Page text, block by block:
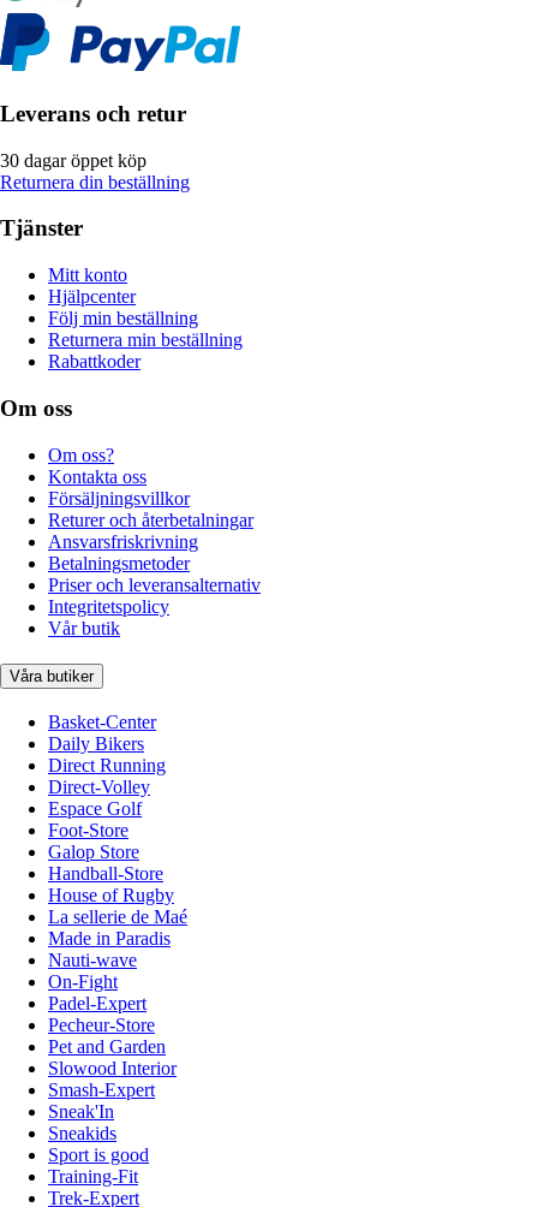
Leverans och retur
30 dagar öppet köp
Returnera din beställning
Tjänster
Mitt konto
Hjälpcenter
Följ min beställning
Returnera min beställning
Rabattkoder
Om oss
Om oss?
Kontakta oss
Försäljningsvillkor
Returer och återbetalningar
Ansvarsfriskrivning
Betalningsmetoder
Priser och leveransalternativ
Integritetspolicy
Vår butik
Våra butiker
Basket-Center
Daily Bikers
Direct Running
Direct-Volley
Espace Golf
Foot-Store
Galop Store
Handball-Store
House of Rugby
La sellerie de Maé
Made in Paradis
Nauti-wave
On-Fight
Padel-Expert
Pecheur-Store
Pet and Garden
Slowood Interior
Smash-Expert
Sneak'In
Sneakids
Sport is good
Training-Fit
Trek-Expert